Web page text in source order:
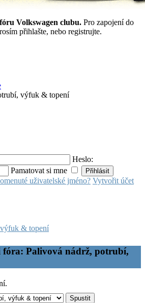
Volkswagen clubu. Pro zapojení do
přihlašte, nebo registrujte.
výfuk & topení
Heslo:
Pamatovat si mne
uživatelské jméno? Vytvořit účet
& topení
fóra: Palivová nádrž, potrubí,